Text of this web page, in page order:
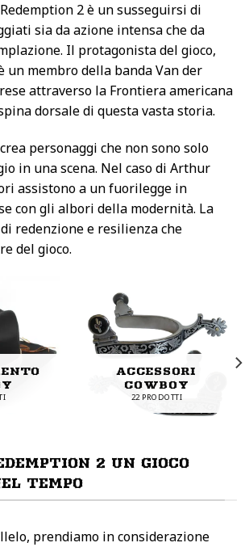
2 è un susseguirsi di
sia da azione intensa che da
Il protagonista del gioco,
un membro della banda Van der
attraverso la Frontiera americana
dorsale di questa vasta storia.
crea personaggi che non sono solo
in una scena. Nel caso di Arthur
assistono a un fuorilegge in
con gli albori della modernità. La
redenzione e resilienza che
del gioco.
ACCESSORI
COWBOY
22 PRODOTTI
2 UN GIOCO
TEMPO
prendiamo in considerazione